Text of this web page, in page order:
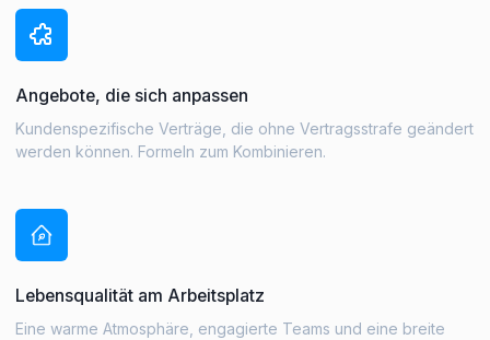
Angebote, die sich anpassen
Kundenspezifische Verträge, die ohne Vertragsstrafe geändert
werden können. Formeln zum Kombinieren.
Lebensqualität am Arbeitsplatz
Eine warme Atmosphäre, engagierte Teams und eine breite